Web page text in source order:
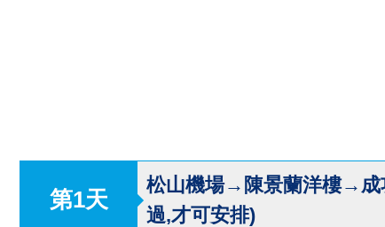
第1天
松山機場→陳景蘭洋樓→成
過,才可安排)